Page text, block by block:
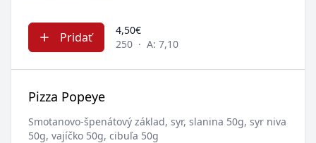
Pridať
4,50€
250 · A: 7,10
Pizza Popeye
Smotanovo-špenátový základ, syr, slanina 50g, syr niva
50g, vajíčko 50g, cibuľa 50g